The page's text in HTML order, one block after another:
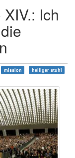
Ich
mission heiliger stuhl